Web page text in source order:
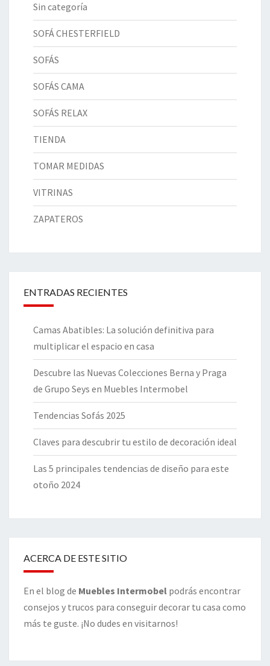
Sin categoría
SOFÁ CHESTERFIELD
SOFÁS
SOFÁS CAMA
SOFÁS RELAX
TIENDA
TOMAR MEDIDAS
VITRINAS
ZAPATEROS
ENTRADAS RECIENTES
Camas Abatibles: La solución definitiva para
multiplicar el espacio en casa
Descubre las Nuevas Colecciones Berna y Praga
de Grupo Seys en Muebles Intermobel
Tendencias Sofás 2025
Claves para descubrir tu estilo de decoración ideal
Las 5 principales tendencias de diseño para este
otoño 2024
ACERCA DE ESTE SITIO
En el blog de Muebles Intermobel podrás encontrar
consejos y trucos para conseguir decorar tu casa como
más te guste. ¡No dudes en visitarnos!